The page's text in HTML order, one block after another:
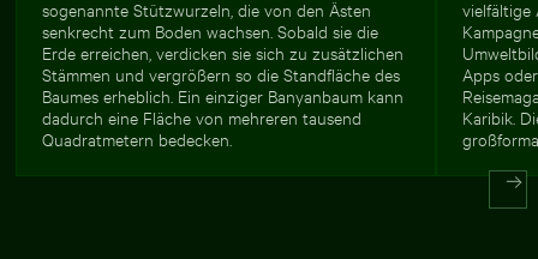
sogenannte Stützwurzeln, die von den Ästen
senkrecht zum Boden wachsen. Sobald sie die
Erde erreichen, verdicken sie sich zu zusätzlichen
Stämmen und vergrößern so die Standfläche des
Baumes erheblich. Ein einziger Banyanbaum kann
dadurch eine Fläche von mehreren tausend
Quadratmetern bedecken.
vielfältige
Apps
Karibik.